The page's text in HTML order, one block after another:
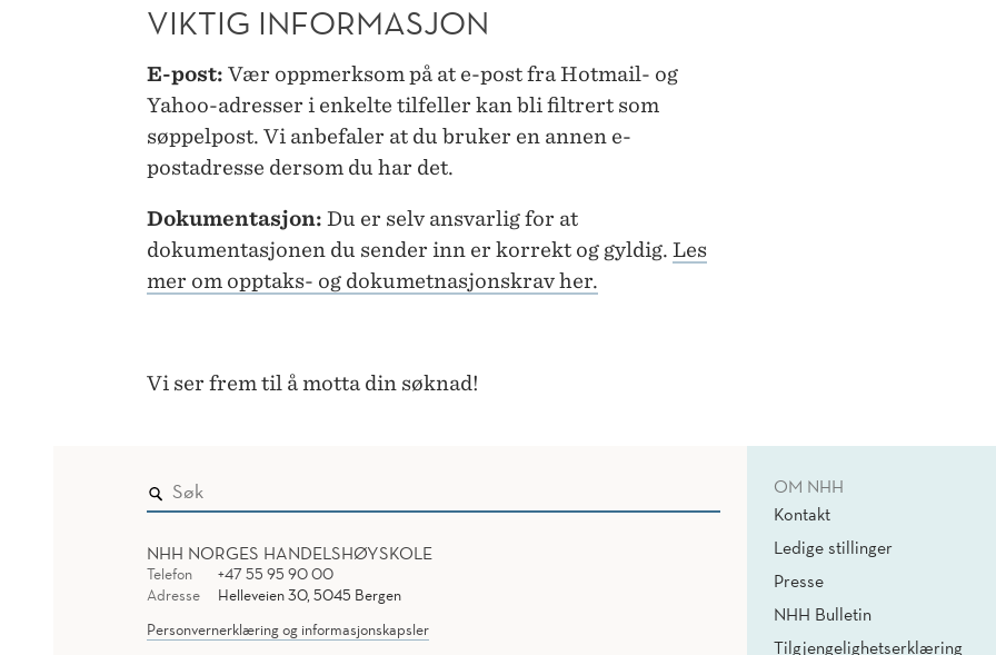
VIKTIG INFORMASJON
E-post: Vær oppmerksom på at e-post fra Hotmail- og
Yahoo-adresser i enkelte tilfeller kan bli filtrert som
søppelpost. Vi anbefaler at du bruker en annen e-
postadresse dersom du har det.
Dokumentasjon: Du er selv ansvarlig for at
dokumentasjonen du sender inn er korrekt og gyldig. Les
mer om opptaks- og dokumetnasjonskrav her.
Vi ser frem til å motta din søknad!
NHH NORGES HANDELSHØYSKOLE
Telefon
+47 55 95 90 00
Adresse
Helleveien 30, 5045 Bergen
Personvernerklæring og informasjonskapsler
OM NHH
Kontakt
Ledige stillinger
Presse
NHH Bulletin
Tilgjengelighetserklæring